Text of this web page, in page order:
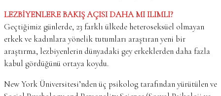
LEZBİYENLERE BAKIŞ AÇISI DAHA MI ILIMLI?
Geçtiğimiz günlerde, 23 farklı ülkede heteroseksüel olmayan
erkek ve kadınlara yönelik tutumları araştıran yeni bir
araştırma, lezbiyenlerin dünyadaki gey erkeklerden daha fazla
kabul gördüğünü ortaya koydu.
New York Üniversitesi’nden üç psikolog tarafından yürütülen ve